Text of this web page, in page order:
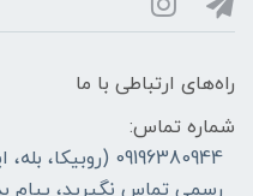
راه‌های ارتباطی با ما
شماره تماس:
09196380944
رسمی تماس نگیرید، پیام